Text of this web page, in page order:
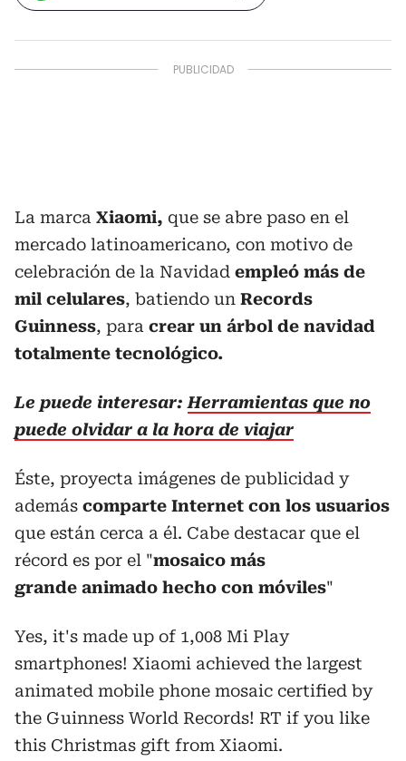
La marca Xiaomi, que se abre paso en el
mercado latinoamericano, con motivo de
celebración de la Navidad empleó más de
mil celulares, batiendo un Records
Guinness, para crear un árbol de navidad
totalmente tecnológico.
Le puede interesar:Herramientas que no
puede olvidar a la hora de viajar
Éste, proyecta imágenes de publicidad y
además comparte Internet con los usuarios
que están cerca a él. Cabe destacar que el
récord es por el "mosaico más
grande animado hecho con móviles"
Yes, it's made up of 1,008 Mi Play
smartphones! Xiaomi achieved the largest
animated mobile phone mosaic certified by
the Guinness World Records! RT if you like
this Christmas gift from Xiaomi.